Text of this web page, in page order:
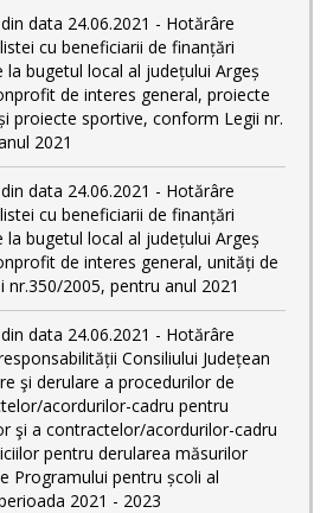
data 24.06.2021 - Hotărâre
cu beneficiarii de finanțări
la bugetul local al județului Argeș
de interes general, proiecte
proiecte sportive, conform Legii nr.
2021
data 24.06.2021 - Hotărâre
cu beneficiarii de finanțări
la bugetul local al județului Argeș
de interes general, unități de
2005, pentru anul 2021
data 24.06.2021 - Hotărâre
Consiliului Județean
şi derulare a procedurilor de
acordurilor-cadru pentru
şi a contractelor/acordurilor-cadru
pentru derularea măsurilor
Programului pentru școli al
2021 - 2023